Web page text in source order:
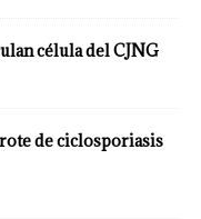
célula del CJNG
de ciclosporiasis